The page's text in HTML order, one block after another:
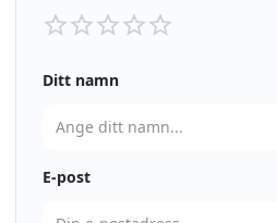
Ditt namn
E-post